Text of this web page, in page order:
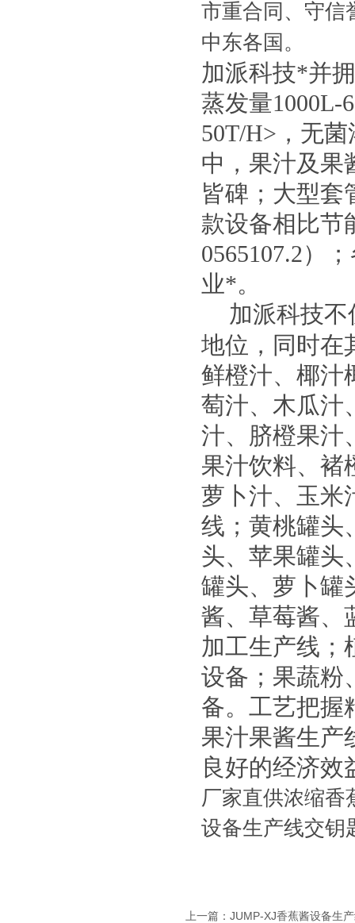
市重合同、守信
中东各国。
加派科技*并
蒸发量1000L-
50T/H>，无
中，果汁及果
皆碑；大型套
款设备相比节
0565107.2）
业*。
加派科技
地位，同时在
鲜橙汁、椰汁
萄汁、木瓜汁
汁、脐橙果汁
果汁饮料、褚
萝卜汁、玉米
线；黄桃罐头
头、苹果罐头
罐头、萝卜罐
酱、草莓酱、
加工生产线；
设备；果蔬粉
备。工艺把握
果汁果酱生产
良好的经济效
厂家直供浓缩香
设备生产线交钥
上一篇： JUMP-XJ香蕉酱设备生